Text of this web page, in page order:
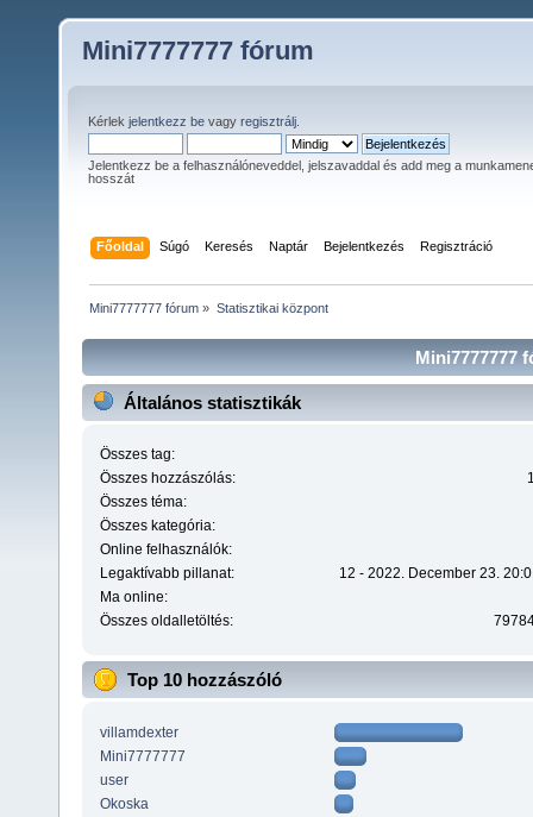
Mini7777777 fórum
Kérlek jelentkezz be vagy regisztrálj
Jelentkezz be a felhasználóneveddel, jelszavaddal és add meg a
hosszát
Főoldal Súgó Keresés Naptár Bejelentkezés Regisztráció
Mini7777777 fórum » Statisztikai központ
Mini7777777
Általános statisztikák
Összes tag:
Összes hozzászólás:
Összes téma:
Összes kategória:
Online felhasználók:
Legaktívabb pillanat:
12 - 2022. December 23.
Ma online:
Összes oldalletöltés:
Top 10 hozzászóló
villamdexter
Mini7777777
user
Okoska